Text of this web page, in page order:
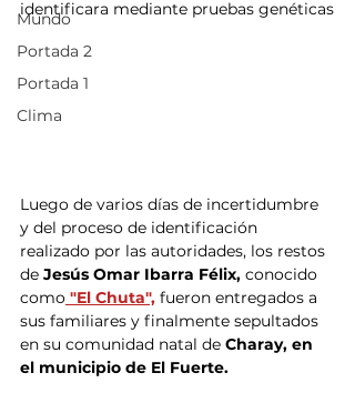
Mundo
Portada 2
Portada 1
Clima
identificara mediante pruebas genéticas
Luego de varios días de incertidumbre
y del proceso de identificación
realizado por las autoridades, los restos
de Jesús Omar Ibarra Félix, conocido
como "El Chuta", fueron entregados a
sus familiares y finalmente sepultados
en su comunidad natal de Charay, en
el municipio de El Fuerte.